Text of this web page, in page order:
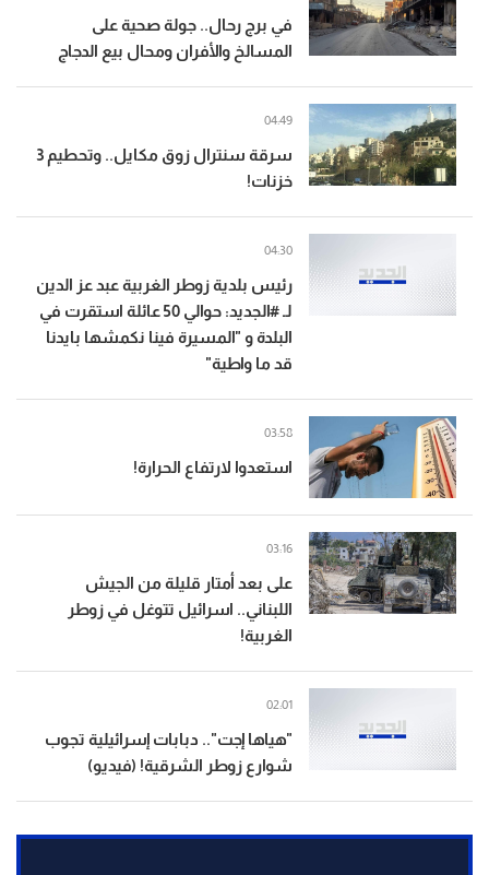
في برج رحال.. جولة صحية على
المسالخ والأفران ومحال بيع الدجاج
سرقة سنترال زوق مكايل.. وتحطيم 3
خزنات!
04:49
رئيس بلدية زوطر الغربية عبد عز الدين
لـ #الجديد: حوالي 50 عائلة استقرت في
البلدة و "المسيرة فينا نكمشها بايدنا
قد ما واطية"
04:30
استعدوا لارتفاع الحرارة!
03:58
على بعد أمتار قليلة من الجيش
اللبناني.. اسرائيل تتوغل في زوطر
الغربية!
03:16
"هياها إجت".. دبابات إسرائيلية تجوب
شوارع زوطر الشرقية! (فيديو)
02:01